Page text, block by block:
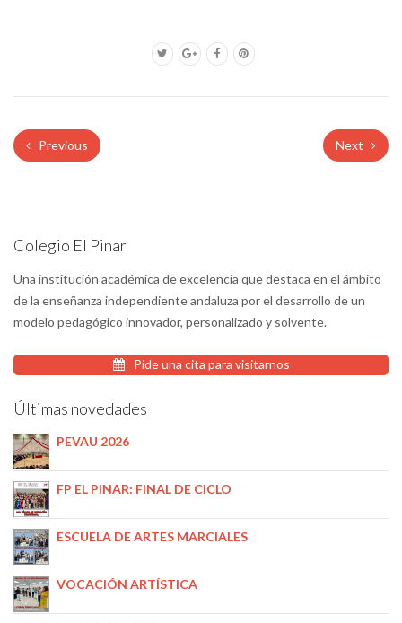
Previous Next
Colegio El Pinar
Una institución académica de excelencia que destaca en el ámbito
de la enseñanza independiente andaluza por el desarrollo de un
modelo pedagógico innovador, personalizado y solvente.
Pide una cita para visitarnos
Últimas novedades
PEVAU 2026
FP EL PINAR: FINAL DE CICLO
ESCUELA DE ARTES MARCIALES
VOCACIÓN ARTÍSTICA